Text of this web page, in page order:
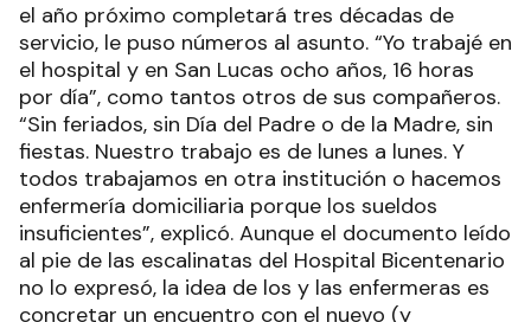
el año próximo completará tres décadas de
servicio, le puso números al asunto. “Yo trabajé en
el hospital y en San Lucas ocho años, 16 horas
por día”, como tantos otros de sus compañeros.
“Sin feriados, sin Día del Padre o de la Madre, sin
fiestas. Nuestro trabajo es de lunes a lunes. Y
todos trabajamos en otra institución o hacemos
enfermería domiciliaria porque los sueldos
insuficientes”, explicó. Aunque el documento leído
al pie de las escalinatas del Hospital Bicentenario
no lo expresó, la idea de los y las enfermeras es
concretar un encuentro con el nuevo (y